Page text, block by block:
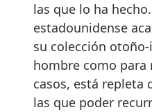
las que lo ha
estadounidense
su colección
hombre como para
casos, está repleta
las que poder